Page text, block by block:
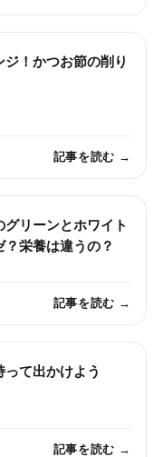
ジ！かつお節の削り
記事を読む →
グリーンとホワイト
栄養は違うの？
記事を読む →
って出かけよう
記事を読む →